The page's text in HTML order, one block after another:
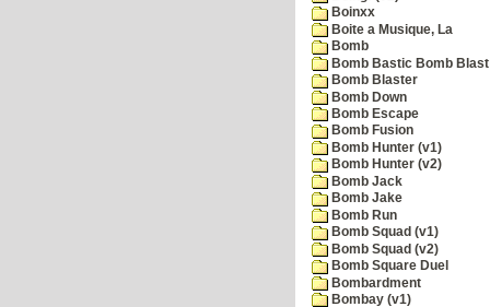
Boinxx
Boite a Musique, La
Bomb
Bomb Bastic Bomb
Bomb Blaster
Bomb Down
Bomb Escape
Bomb Fusion
Bomb Hunter (v1)
Bomb Hunter (v2)
Bomb Jack
Bomb Jake
Bomb Run
Bomb Squad (v1)
Bomb Squad (v2)
Bomb Square Duel
Bombardment
Bombay (v1)